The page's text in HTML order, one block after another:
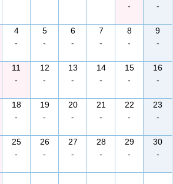
-
-
4
-
5
-
6
-
7
-
8
-
9
-
11
-
12
-
13
-
14
-
15
-
16
-
18
-
19
-
20
-
21
-
22
-
23
-
25
-
26
-
27
-
28
-
29
-
30
-